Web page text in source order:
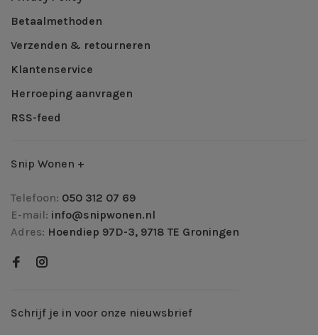
Betaalmethoden
Verzenden & retourneren
Klantenservice
Herroeping aanvragen
RSS-feed
Snip Wonen +
Telefoon: 050 312 07 69
E-mail: info@snipwonen.nl
Adres: Hoendiep 97D-3, 9718 TE Groningen
Schrijf je in voor onze nieuwsbrief